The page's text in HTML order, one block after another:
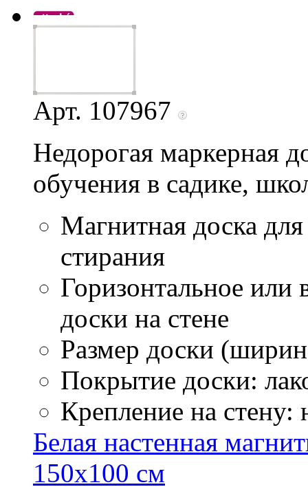
Арт. 107967
Недорогая маркерная
обучения в садике,
Магнитная доска
стирания
Горизонтальное или
доски на стене
Размер доски
Покрытие доски:
Крепление на стену:
Белая настенная
150х100 см